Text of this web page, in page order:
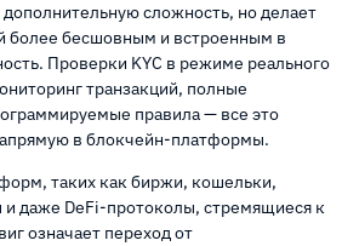
сложность, но делает
более бесшовным и встроенным в
Проверки KYC в режиме реального
транзакций, полные
правила — все это
в блокчейн-платформы.
таких как биржи, кошельки,
и даже DeFi-протоколы, стремящиеся к
означает переход от